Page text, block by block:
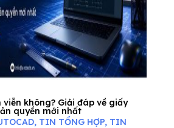
viễn không? Giải đáp về giấy
quyền mới nhất
, TIN TỔNG HỢP, TIN